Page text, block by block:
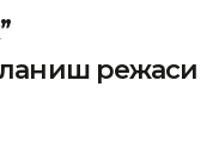
режаси